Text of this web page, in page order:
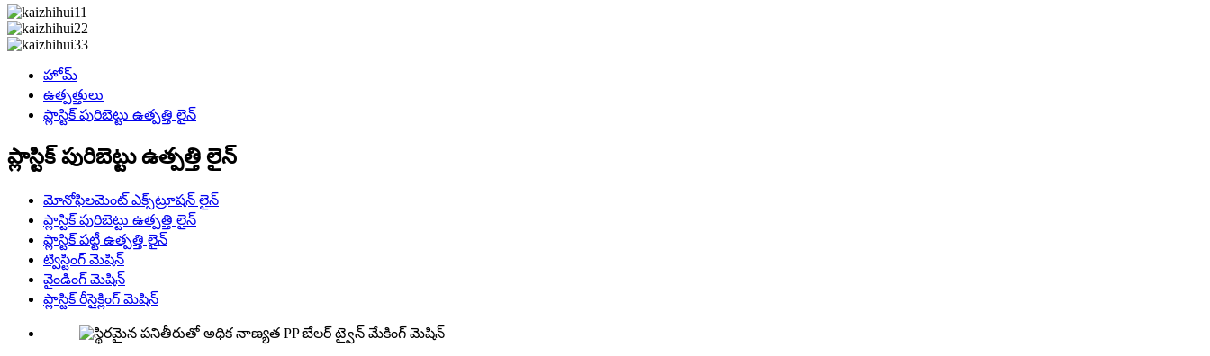
హోమ్
ఉత్పత్తులు
ప్లాస్టిక్ పురిబెట్టు ఉత్పత్తి లైన్
ప్లాస్టిక్ పురిబెట్టు ఉత్పత్తి లైన్
మోనోఫిలమెంట్ ఎక్స్‌ట్రూషన్ లైన్
ప్లాస్టిక్ పురిబెట్టు ఉత్పత్తి లైన్
ప్లాస్టిక్ పట్టీ ఉత్పత్తి లైన్
ట్విస్టింగ్ మెషిన్
వైండింగ్ మెషిన్
ప్లాస్టిక్ రీసైక్లింగ్ మెషిన్